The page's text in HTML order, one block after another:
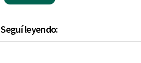
Seguí leyendo: